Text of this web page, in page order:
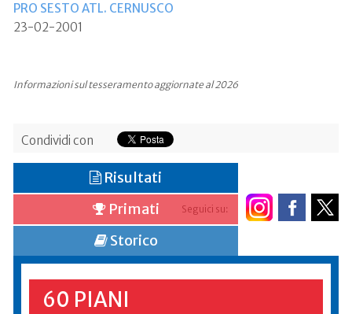
PRO SESTO ATL. CERNUSCO
23-02-2001
Informazioni sul tesseramento aggiornate al 2026
Condividi con
Seguici su:
Risultati
Primati
Storico
60 PIANI